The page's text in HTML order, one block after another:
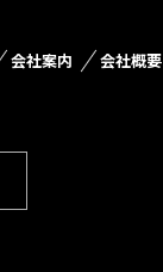
会社案内 会社概要